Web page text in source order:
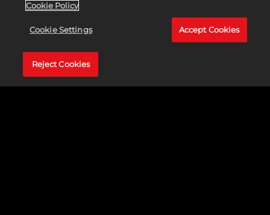
Cookie Policy
Cookie Settings Accept Cookies
Reject Cookies